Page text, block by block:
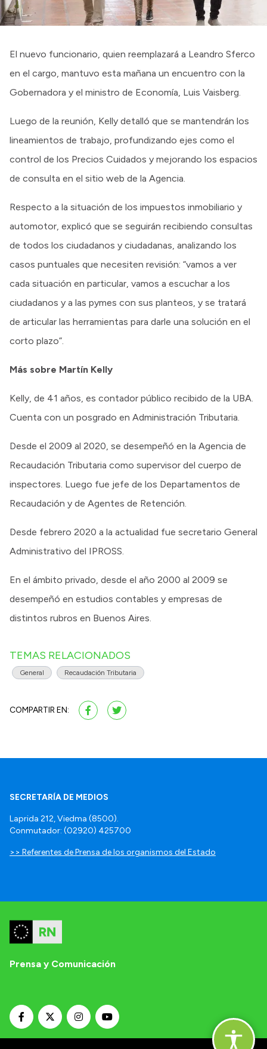
El nuevo funcionario, quien reemplazará a Leandro Sferco
en el cargo, mantuvo esta mañana un encuentro con la
Gobernadora y el ministro de Economía, Luis Vaisberg.
Luego de la reunión, Kelly detalló que se mantendrán los
lineamientos de trabajo, profundizando ejes como el
control de los Precios Cuidados y mejorando los espacios
de consulta en el sitio web de la Agencia.
Respecto a la situación de los impuestos inmobiliario y
automotor, explicó que se seguirán recibiendo consultas
de todos los ciudadanos y ciudadanas, analizando los
casos puntuales que necesiten revisión: “vamos a ver
cada situación en particular, vamos a escuchar a los
ciudadanos y a las pymes con sus planteos, y se tratará
de articular las herramientas para darle una solución en el
corto plazo”.
Más sobre Martín Kelly
Kelly, de 41 años, es contador público recibido de la UBA.
Cuenta con un posgrado en Administración Tributaria.
Desde el 2009 al 2020, se desempeñó en la Agencia de
Recaudación Tributaria como supervisor del cuerpo de
inspectores. Luego fue jefe de los Departamentos de
Recaudación y de Agentes de Retención.
Desde febrero 2020 a la actualidad fue secretario General
Administrativo del IPROSS.
En el ámbito privado, desde el año 2000 al 2009 se
desempeñó en estudios contables y empresas de
distintos rubros en Buenos Aires.
TEMAS RELACIONADOS
General Recaudación Tributaria
COMPARTIR EN:
SECRETARÍA DE MEDIOS
Laprida 212, Viedma (8500).
Conmutador: (02920) 425700
>> Referentes de Prensa de los organismos del Estado
Prensa y Comunicación